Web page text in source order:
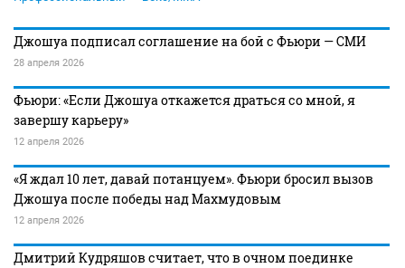
Джошуа подписал соглашение на бой с Фьюри — СМИ
28 апреля 2026
Фьюри: «Если Джошуа откажется драться со мной, я
завершу карьеру»
12 апреля 2026
«Я ждал 10 лет, давай потанцуем». Фьюри бросил вызов
Джошуа после победы над Махмудовым
12 апреля 2026
Дмитрий Кудряшов считает, что в очном поединке